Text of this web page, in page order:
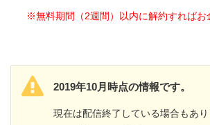
※無料期間（2週間）以内に解約すればお
2019年10月時点の情報です。
現在は配信終了している場合もあ